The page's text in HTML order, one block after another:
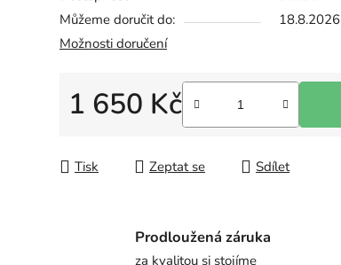
Můžeme doručit do:
18.8.2026
Možnosti doručení
1 650 Kč
Tisk Zeptat se Sdílet
Prodloužená záruka
za kvalitou si stojíme